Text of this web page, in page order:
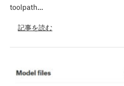
toolpath…
記事を読む